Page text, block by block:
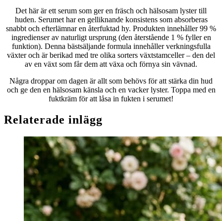
Det här är ett serum som ger en fräsch och hälsosam lyster till
huden. Serumet har en gelliknande konsistens som absorberas
snabbt och efterlämnar en återfuktad hy. Produkten innehåller 99 %
ingredienser av naturligt ursprung (den återstående 1 % fyller en
funktion). Denna bästsäljande formula innehåller verkningsfulla
växter och är berikad med tre olika sorters växtstamceller – den del
av en växt som får dem att växa och förnya sin vävnad.
Några droppar om dagen är allt som behövs för att stärka din hud
och ge den en hälsosam känsla och en vacker lyster. Toppa med en
fuktkräm för att låsa in fukten i serumet!
Relaterade inlägg